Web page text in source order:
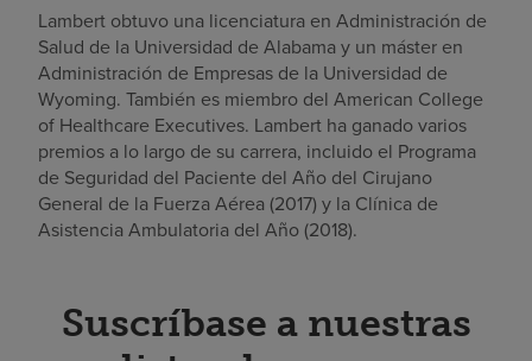
Lambert obtuvo una licenciatura en Administración de
Salud de la Universidad de Alabama y un máster en
Administración de Empresas de la Universidad de
Wyoming. También es miembro del American College
of Healthcare Executives. Lambert ha ganado varios
premios a lo largo de su carrera, incluido el Programa
de Seguridad del Paciente del Año del Cirujano
General de la Fuerza Aérea (2017) y la Clínica de
Asistencia Ambulatoria del Año (2018).
Suscríbase a nuestras